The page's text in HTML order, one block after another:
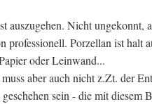
auszugehen. Nicht ungekonnt,
professionell. Porzellan ist halt
oder Leinwand...
aber auch nicht z.Zt. der
sein - die mit diesem